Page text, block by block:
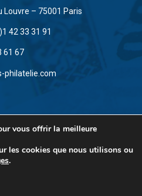
Louvre – 75001 Paris
42 33 31 91
61 67
philatelie.com
vous offrir la meilleure
les cookies que nous utilisons ou
.